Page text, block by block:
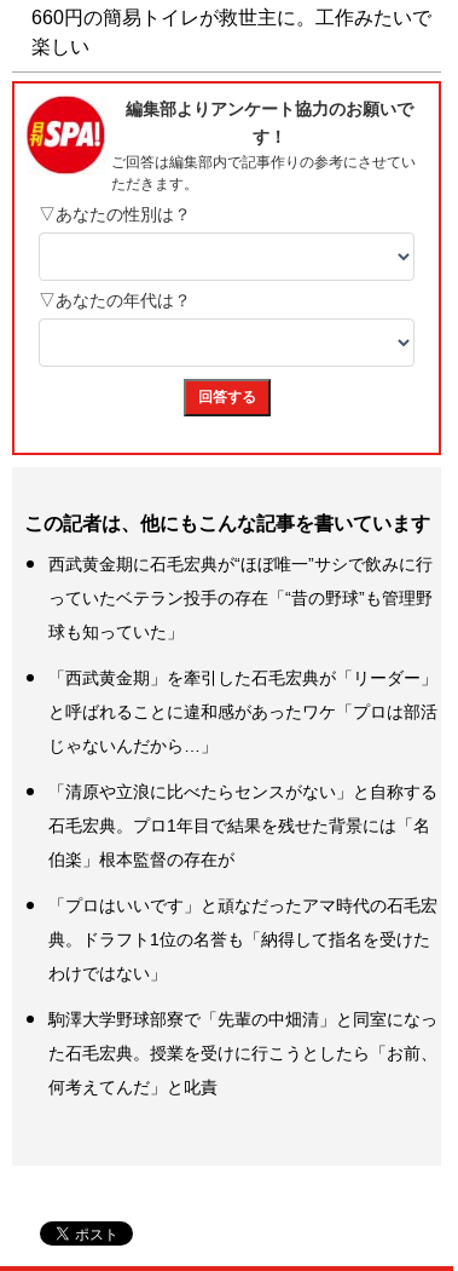
660円の簡易トイレが救世主に。工作みたいで
楽しい
この記者は、他にもこんな記事を書いています
西武黄金期に石毛宏典が“ほぼ唯一”サシで飲みに行
っていたベテラン投手の存在「“昔の野球”も管理野
球も知っていた」
「西武黄金期」を牽引した石毛宏典が「リーダー」
と呼ばれることに違和感があったワケ「プロは部活
じゃないんだから…」
「清原や立浪に比べたらセンスがない」と自称する
石毛宏典。プロ1年目で結果を残せた背景には「名
伯楽」根本監督の存在が
「プロはいいです」と頑なだったアマ時代の石毛宏
典。ドラフト1位の名誉も「納得して指名を受けた
わけではない」
駒澤大学野球部寮で「先輩の中畑清」と同室になっ
た石毛宏典。授業を受けに行こうとしたら「お前、
何考えてんだ」と叱責